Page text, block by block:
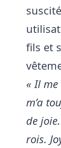
fils et
« Il
m’a
de
rois.